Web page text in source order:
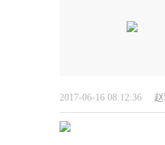
2017-06-16 08:12:36